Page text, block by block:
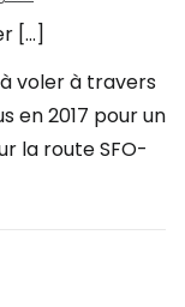
[...]
voler à travers
en 2017 pour un
la route SFO-